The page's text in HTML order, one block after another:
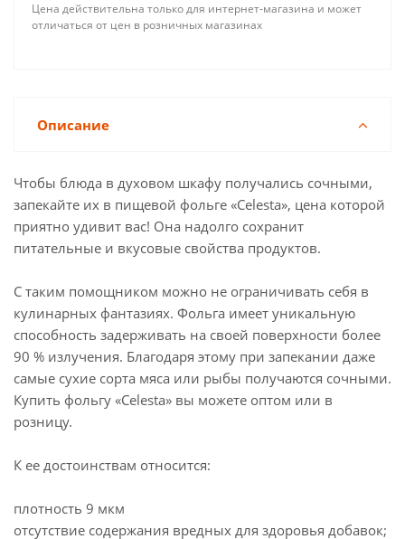
Цена действительна только для интернет-магазина и может
отличаться от цен в розничных магазинах
Описание
Чтобы блюда в духовом шкафу получались сочными,
запекайте их в пищевой фольге «Celesta», цена которой
приятно удивит вас! Она надолго сохранит
питательные и вкусовые свойства продуктов.
С таким помощником можно не ограничивать себя в
кулинарных фантазиях. Фольга имеет уникальную
способность задерживать на своей поверхности более
90 % излучения. Благодаря этому при запекании даже
самые сухие сорта мяса или рыбы получаются сочными.
Купить фольгу «Celesta» вы можете оптом или в
розницу.
К ее достоинствам относится:
плотность 9 мкм
отсутствие содержания вредных для здоровья добавок;